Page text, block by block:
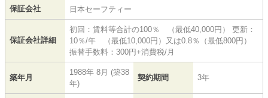
保証会社 日本セーフティー
保証会社詳細
初回：賃料等合計の100％ （最低40,000円） 更新：
10％/年 （最低10,000円）又は0.8％（最低800円）
振替手数料：300円+消費税/月
築年月
1988年 8月 (築38
年)
契約期間 3年